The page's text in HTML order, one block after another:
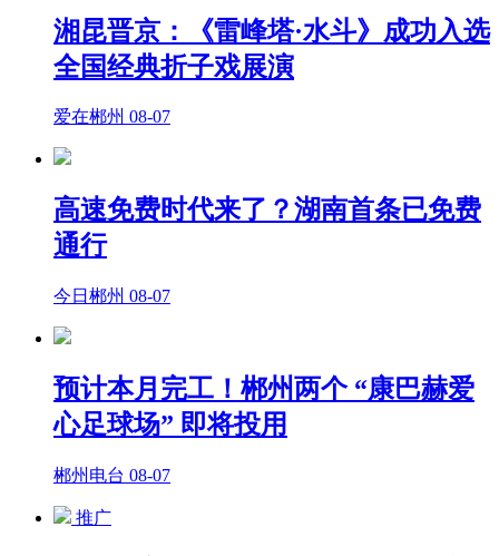
湘昆晋京：《雷峰塔·水斗》成功入选
全国经典折子戏展演
爱在郴州 08-07
高速免费时代来了？湖南首条已免费
通行
今日郴州 08-07
预计本月完工！郴州两个 “康巴赫爱
心足球场” 即将投用
郴州电台 08-07
推广